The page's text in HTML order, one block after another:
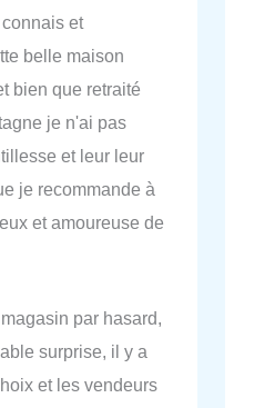
et
belle maison
bien que retraité
je n'ai pas
et leur leur
je recommande à
et amoureuse de
par hasard,
surprise, il y a
et les vendeurs